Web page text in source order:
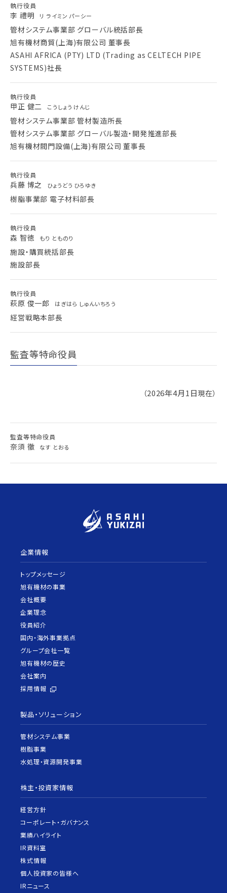
執行役員
李 禮明 リ ライミン パーシー
管材システム事業部 グローバル統括部長
旭有機材商貿(上海)有限公司 董事長
ASAHI AFRICA (PTY) LTD (Trading as CELTECH PIPE
SYSTEMS)社長
執行役員
甲正 健二 こうしょう けんじ
管材システム事業部 管材製造所長
管材システム事業部 グローバル製造・開発推進部長
旭有機材閥門設備(上海)有限公司 董事長
執行役員
兵藤 博之 ひょうどう ひろゆき
樹脂事業部 電子材料部長
執行役員
森 智徳 もり とものり
施設・購買統括部長
施設部長
執行役員
萩原 俊一郎 はぎはら しゅんいちろう
経営戦略本部長
監査等特命役員
（2026年4月1日現在）
監査等特命役員
奈須 徹 なす とおる
企業情報
トップメッセージ
旭有機材の事業
会社概要
企業理念
役員紹介
国内・海外事業拠点
グループ会社一覧
旭有機材の歴史
会社案内
採用情報
製品・ソリューション
管材システム事業
樹脂事業
水処理・資源開発事業
株主・投資家情報
経営方針
コーポレート・ガバナンス
業績ハイライト
IR資料室
株式情報
個人投資家の皆様へ
IRニュース